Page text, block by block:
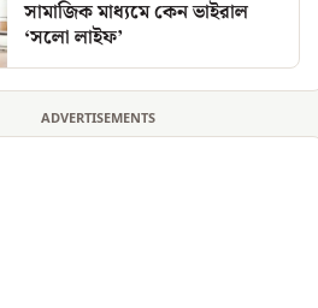
সামাজিক মাধ্যমে কেন ভাইরাল
‘সলো লাইফ’
ADVERTISEMENTS